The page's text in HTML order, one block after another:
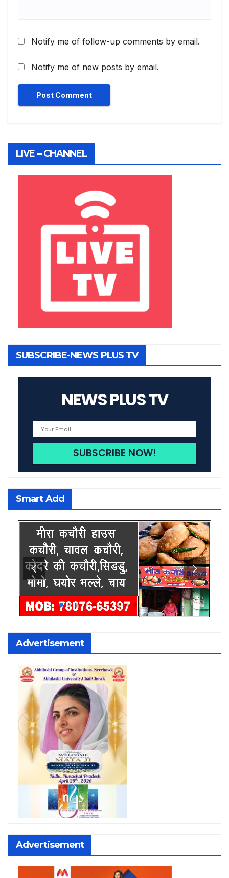
Notify me of follow-up comments by email.
Notify me of new posts by email.
LIVE – CHANNEL
SUBSCRIBE-NEWS PLUS TV
NEWS PLUS TV
Smart Add
Advertisement
Advertisement